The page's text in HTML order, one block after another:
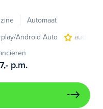
Automaat
Android Auto
audio
p.m.